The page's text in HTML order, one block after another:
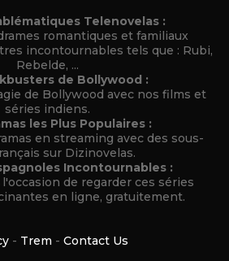
Telenovelas :
romantiques et familiaux
incontournables tels que : Rubi,
Rebelde, ...
de Bollywood :
de Bollywood avec nos films et
séries indiens.
les Plus Populaires :
en streaming avec des sous-
sur Dizinovelas.
Incontournables :
de regarder ces séries
en ligne, gratuitement.
- Trem - Contact Us